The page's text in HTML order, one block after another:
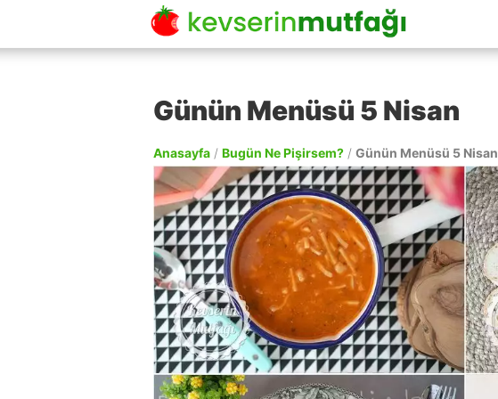
Günün Menüsü 5 Nisan
Anasayfa / Bugün Ne Pişirsem? / Günün Menüsü 5 Nisan